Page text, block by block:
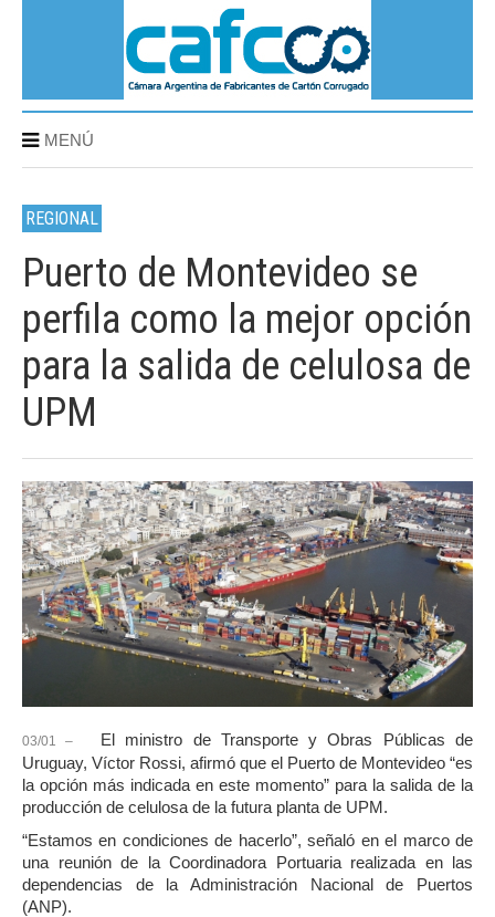
MENÚ
REGIONAL
Puerto de Montevideo se
perfila como la mejor opción
para la salida de celulosa de
UPM
03/01 – El ministro de Transporte y Obras Públicas de
Uruguay, Víctor Rossi, afirmó que el Puerto de Montevideo “es
la opción más indicada en este momento” para la salida de la
producción de celulosa de la futura planta de UPM.
“Estamos en condiciones de hacerlo”, señaló en el marco de
una reunión de la Coordinadora Portuaria realizada en las
dependencias de la Administración Nacional de Puertos
(ANP).